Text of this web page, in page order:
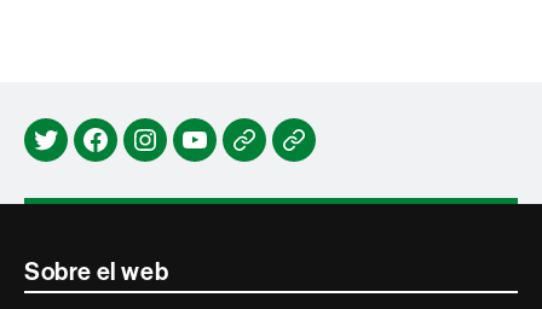
TwitterFacebookInstagram
Youtube
EspaiNotícies
Contacte
Sobre el web